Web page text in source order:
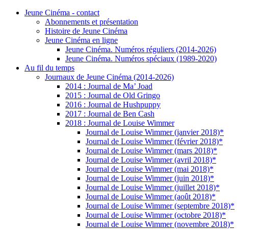
Jeune Cinéma - contact
Abonnements et présentation
Histoire de Jeune Cinéma
Jeune Cinéma en ligne
Jeune Cinéma. Numéros réguliers (2014-2026)
Jeune Cinéma. Numéros spéciaux (1989-2020)
Au fil du temps
Journaux de Jeune Cinéma (2014-2026)
2014 : Journal de Ma’ Joad
2015 : Journal de Old Gringo
2016 : Journal de Hushpuppy
2017 : Journal de Ben Cash
2018 : Journal de Louise Wimmer
Journal de Louise Wimmer (janvier 2018)*
Journal de Louise Wimmer (février 2018)*
Journal de Louise Wimmer (mars 2018)*
Journal de Louise Wimmer (avril 2018)*
Journal de Louise Wimmer (mai 2018)*
Journal de Louise Wimmer (juin 2018)*
Journal de Louise Wimmer (juillet 2018)*
Journal de Louise Wimmer (août 2018)*
Journal de Louise Wimmer (septembre 2018)*
Journal de Louise Wimmer (octobre 2018)*
Journal de Louise Wimmer (novembre 2018)*